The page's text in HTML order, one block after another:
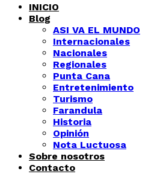
INICIO
Blog
ASI VA EL MUNDO
Internacionales
Nacionales
Regionales
Punta Cana
Entretenimiento
Turismo
Farandula
Historia
Opinión
Nota Luctuosa
Sobre nosotros
Contacto